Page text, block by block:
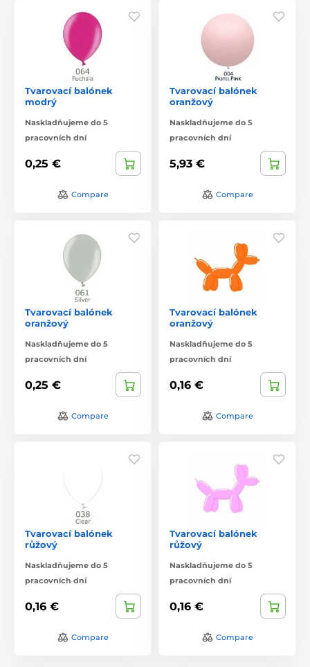
Tvarovací balónek
modrý
Naskladňujeme do 5
pracovních dní
0,25 €
Compare
Tvarovací balónek
oranžový
Naskladňujeme do 5
pracovních dní
5,93 €
Compare
Tvarovací balónek
oranžový
Naskladňujeme do 5
pracovních dní
0,25 €
Compare
Tvarovací balónek
oranžový
Naskladňujeme do 5
pracovních dní
0,16 €
Compare
Tvarovací balónek
růžový
Naskladňujeme do 5
pracovních dní
0,16 €
Compare
Tvarovací balónek
růžový
Naskladňujeme do 5
pracovních dní
0,16 €
Compare